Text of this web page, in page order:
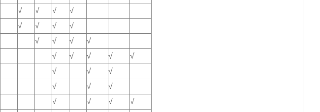
√ √ √
√
√ √ √
√
√ √ √
√
√ √ √ √
√
√ √
√
√ √
√
√ √ √
√